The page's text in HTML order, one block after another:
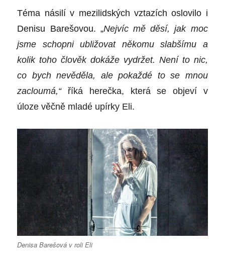
Téma násilí v mezilidských vztazích oslovilo i
Denisu Barešovou. „Nejvíc mě děsí, jak moc
jsme schopni ubližovat někomu slabšímu a
kolik toho člověk dokáže vydržet. Není to nic,
co bych nevěděla, ale pokaždé to se mnou
zacloumá,“říká herečka, která se objeví v
úloze věčně mladé upírky Eli.
Denisa Barešová v roli Eli